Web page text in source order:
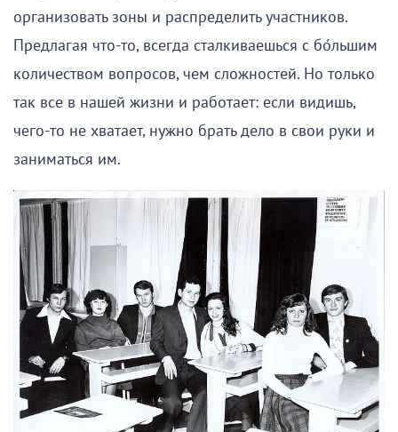
организовать зоны и распределить участников.
Предлагая что-то, всегда сталкиваешься с бо́льшим
количеством вопросов, чем сложностей. Но только
так все в нашей жизни и работает: если видишь,
чего-то не хватает, нужно брать дело в свои руки и
заниматься им.